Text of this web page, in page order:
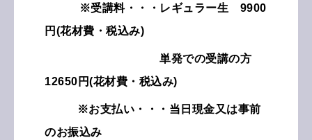
※受講料・・・レギュラー生 9900
円(花材費・税込み)
単発での受講の方
12650円(花材費・税込み)
※お支払い・・・当日現金又は事前
のお振込み